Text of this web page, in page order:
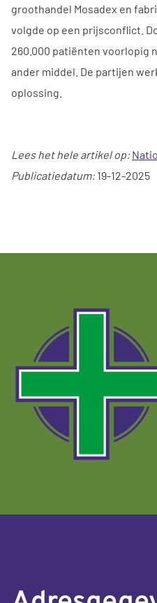
groothandel Mosadex en
volgde op een prijsconflict.
260.000 patiënten voorlopig
ander middel. De partijen
oplossing.
Lees het hele artikel op:
Publicatiedatum:19-12-2025